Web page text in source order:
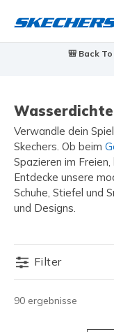
🎒 Back
Verwandle dein
Skechers. Ob beim
Spazieren im
Entdecke unsere
Schuhe, Stiefel und
und Designs.
Filter
90 ergebnisse